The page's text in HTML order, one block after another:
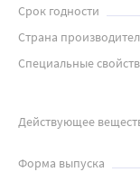
Срок годности
Страна
Специальные
Действующее
Форма выпуска